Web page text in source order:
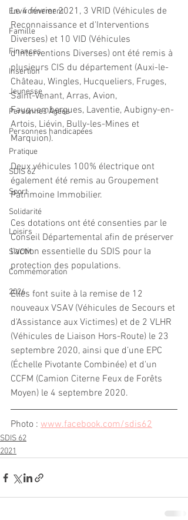
Environnement
Famille
Finances
Insertion
Jeunesse
Personnes Âgées
Personnes handicapées
Pratique
SDIS 62
Sport
Solidarité
Loisirs
SIVOM
Commémoration
2026
Le 4 février 2021, 3 VRID (Véhicules de
Reconnaissance et d'Interventions
Diverses) et 10 VID (Véhicules
d'Interventions Diverses) ont été remis à
plusieurs CIS du département (Auxi-le-
Château, Wingles, Hucqueliers, Fruges,
Saint-Venant, Arras, Avion,
Fauquembergues, Laventie, Aubigny-en-
Artois, Liévin, Bully-les-Mines et
Marquion).
Deux véhicules 100% électrique ont
également été remis au Groupement
Patrimoine Immobilier.
Ces dotations ont été consenties par le
Conseil Départemental afin de préserver
l'action essentielle du SDIS pour la
protection des populations.
Elles font suite à la remise de 12
nouveaux VSAV (Véhicules de Secours et
d'Assistance aux Victimes) et de 2 VLHR
(Véhicules de Liaison Hors-Route) le 23
septembre 2020, ainsi que d’une EPC
(Échelle Pivotante Combinée) et d'un
CCFM (Camion Citerne Feux de Forêts
Moyen) le 4 septembre 2020.
Photo : www.facebook.com/sdis62
SDIS 62
2021